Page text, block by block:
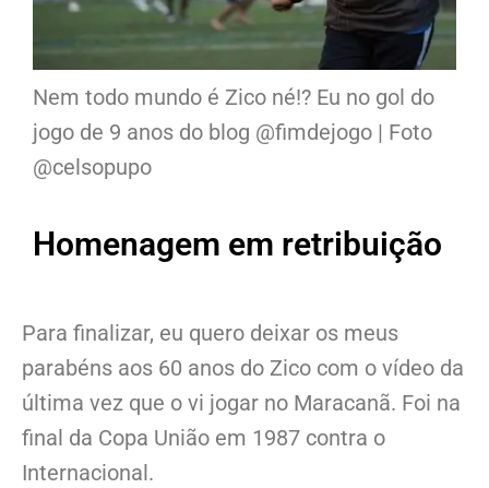
Nem todo mundo é Zico né!? Eu no gol do
jogo de 9 anos do blog @fimdejogo | Foto
@celsopupo
Homenagem em retribuição
Para finalizar, eu quero deixar os meus
parabéns aos 60 anos do Zico com o vídeo da
última vez que o vi jogar no Maracanã. Foi na
final da Copa União em 1987 contra o
Internacional.